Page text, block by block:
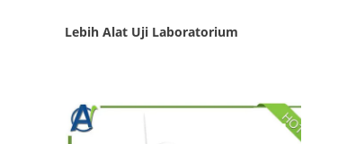
Lebih Alat Uji Laboratorium